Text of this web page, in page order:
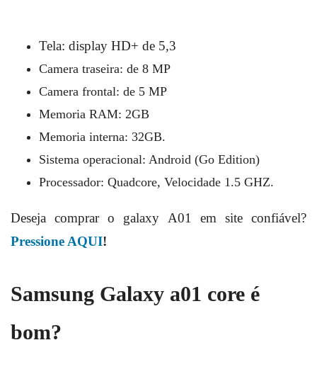
Tela: display HD+ de 5,3
Camera traseira: de 8 MP
Camera frontal: de 5 MP
Memoria RAM: 2GB
Memoria interna: 32GB.
Sistema operacional: Android (Go Edition)
Processador: Quadcore, Velocidade 1.5 GHZ.
Deseja comprar o galaxy A01 em site confiável?
Pressione AQUI!
Samsung Galaxy a01 core é
bom?